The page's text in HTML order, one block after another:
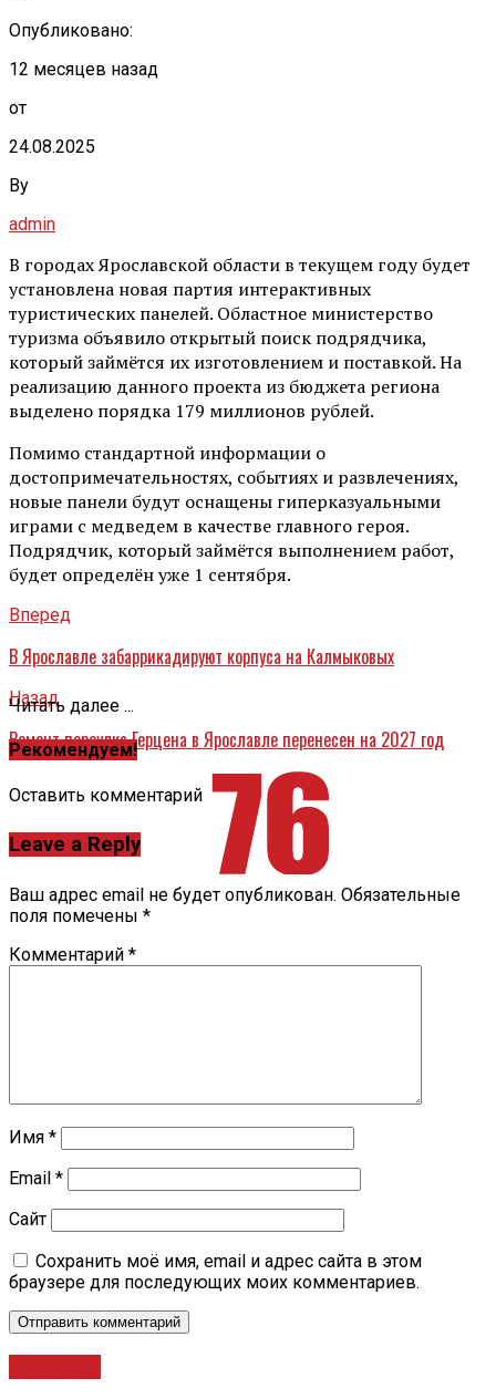
Опубликовано:
12 месяцев назад
от
24.08.2025
By
admin
В городах Ярославской области в текущем году будет
установлена новая партия интерактивных
туристических панелей. Областное министерство
туризма объявило открытый поиск подрядчика,
который займётся их изготовлением и поставкой. На
реализацию данного проекта из бюджета региона
выделено порядка 179 миллионов рублей.
Помимо стандартной информации о
достопримечательностях, событиях и развлечениях,
новые панели будут оснащены гиперказуальными
играми с медведем в качестве главного героя.
Подрядчик, который займётся выполнением работ,
будет определён уже 1 сентября.
Вперед
В Ярославле забаррикадируют корпуса на Калмыковых
Назад
Ремонт переулка Герцена в Ярославле перенесен на 2027 год
Читать далее ...
Рекомендуем!
Оставить комментарий
Leave a Reply
Ваш адрес email не будет опубликован. Обязательные
поля помечены *
Комментарий *
Имя *
Email *
Сайт
Сохранить моё имя, email и адрес сайта в этом
браузере для последующих моих комментариев.